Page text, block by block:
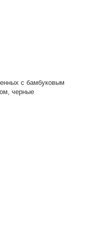
с бамбуковым
черные